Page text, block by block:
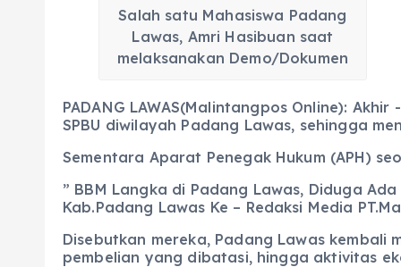
Salah satu Mahasiswa Padang
Lawas, Amri Hasibuan saat
melaksanakan Demo/Dokumen
PADANG LAWAS(Malintangpos Online):
SPBU diwilayah Padang Lawas, sehingga
Sementara Aparat Penegak Hukum (APH)
” BBM Langka di Padang Lawas, Diduga
Kab.Padang Lawas Ke – Redaksi Media
Disebutkan mereka, Padang Lawas kembali
pembelian yang dibatasi, hingga aktivitas